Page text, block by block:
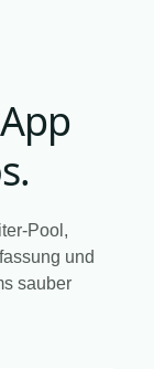
Pool,
und
sauber